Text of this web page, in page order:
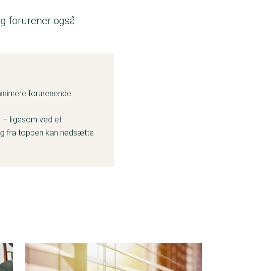
forurener også
forurenende
– ligesom ved et
fra toppen kan nedsætte
der ikke kommer for
Røgen bør heller ikke